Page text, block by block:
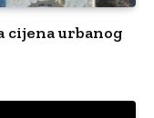
cijena urbanog